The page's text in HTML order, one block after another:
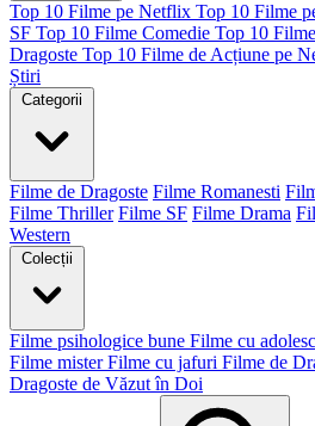
Top 10 Filme pe Netflix Top 10 Filme
SF Top 10 Filme Comedie Top 10
Dragoste Top 10 Filme de Acțiune pe
Știri
Categorii
Filme de Dragoste Filme Romanesti
Filme Thriller Filme SF Filme Drama
Western
Colecții
Filme psihologice bune Filme cu
Filme mister Filme cu jafuri Filme de
Dragoste de Văzut în Doi